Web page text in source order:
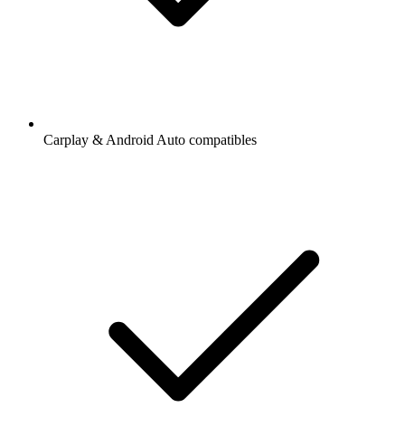
Carplay & Android Auto compatibles